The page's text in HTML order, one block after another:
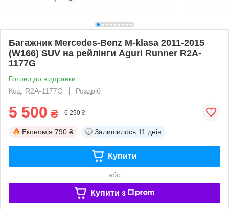
Багажник Mercedes-Benz M-klasa 2011-2015
(W166) SUV на рейлінги Aguri Runner R2A-
1177G
Готово до відправки
Код: R2A-1177G
Роздріб
5 500 ₴ 6 290 ₴
Економія 790 ₴ Залишилось 11 днів
Купити
або
Купити з